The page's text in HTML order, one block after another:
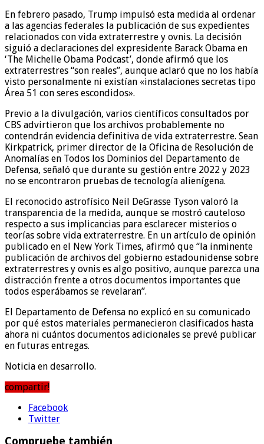
En febrero pasado, Trump impulsó esta medida al ordenar
a las agencias federales la publicación de sus expedientes
relacionados con vida extraterrestre y ovnis. La decisión
siguió a declaraciones del expresidente Barack Obama en
‘The Michelle Obama Podcast’, donde afirmó que los
extraterrestres “son reales”, aunque aclaró que no los había
visto personalmente ni existían «instalaciones secretas tipo
Área 51 con seres escondidos».
Previo a la divulgación, varios científicos consultados por
CBS advirtieron que los archivos probablemente no
contendrán evidencia definitiva de vida extraterrestre. Sean
Kirkpatrick, primer director de la Oficina de Resolución de
Anomalías en Todos los Dominios del Departamento de
Defensa, señaló que durante su gestión entre 2022 y 2023
no se encontraron pruebas de tecnología alienígena.
El reconocido astrofísico Neil DeGrasse Tyson valoró la
transparencia de la medida, aunque se mostró cauteloso
respecto a sus implicancias para esclarecer misterios o
teorías sobre vida extraterrestre. En un artículo de opinión
publicado en el New York Times, afirmó que “la inminente
publicación de archivos del gobierno estadounidense sobre
extraterrestres y ovnis es algo positivo, aunque parezca una
distracción frente a otros documentos importantes que
todos esperábamos se revelaran”.
El Departamento de Defensa no explicó en su comunicado
por qué estos materiales permanecieron clasificados hasta
ahora ni cuántos documentos adicionales se prevé publicar
en futuras entregas.
Noticia en desarrollo.
compartir!
Facebook
Twitter